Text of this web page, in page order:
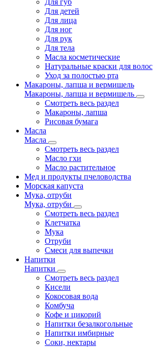
Для губ
Для детей
Для лица
Для ног
Для рук
Для тела
Масла косметические
Натуральные краски для волос
Уход за полостью рта
Макароны, лапша и вермишель
Макароны, лапша и вермишель
Смотреть весь раздел
Макароны, лапша
Рисовая бумага
Масла
Масла
Смотреть весь раздел
Масло гхи
Масло растительное
Мед и продукты пчеловодства
Морская капуста
Мука, отруби
Мука, отруби
Смотреть весь раздел
Клетчатка
Мука
Отруби
Смеси для выпечки
Напитки
Напитки
Смотреть весь раздел
Кисели
Кокосовая вода
Комбуча
Кофе и цикорий
Напитки безалкогольные
Напитки имбирные
Соки, нектары